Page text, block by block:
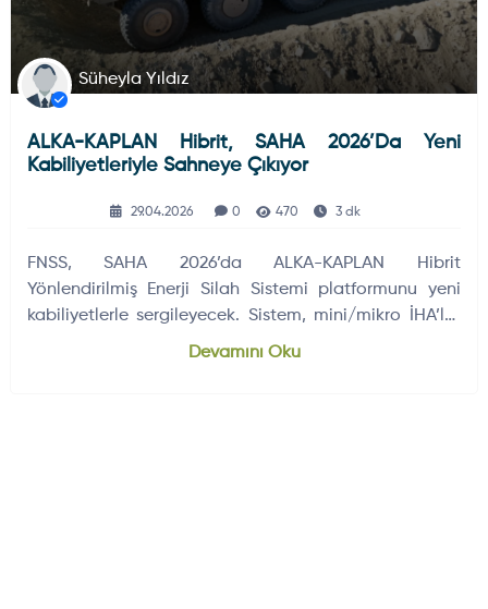
Süheyla Yıldız
ALKA-KAPLAN Hibrit, SAHA 2026’da Yeni
Kabiliyetleriyle Sahneye Çıkıyor
29.04.2026 0 470 3 dk
FNSS, SAHA 2026’da ALKA-KAPLAN Hibrit
Yönlendirilmiş Enerji Silah Sistemi platformunu yeni
kabiliyetlerle sergileyecek. Sistem, mini/mikro İHA’lar
ve dolanan mühimmatlara karşı lazer ve
Devamını Oku